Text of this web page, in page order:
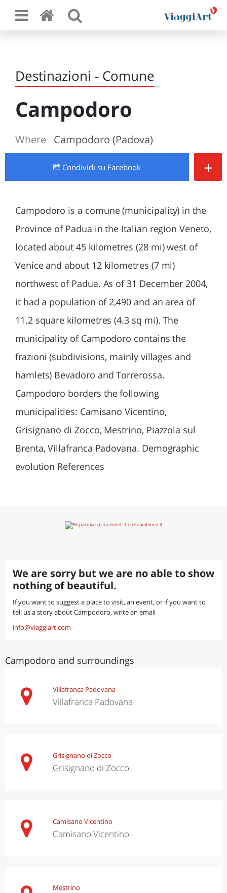
Destinazioni - Comune
Campodoro
Where Campodoro (Padova)
Condividi su Facebook +
Campodoro is a comune (municipality) in the
Province of Padua in the Italian region Veneto,
located about 45 kilometres (28 mi) west of
Venice and about 12 kilometres (7 mi)
northwest of Padua. As of 31 December 2004,
it had a population of 2,490 and an area of
11.2 square kilometres (4.3 sq mi). The
municipality of Campodoro contains the
frazioni (subdivisions, mainly villages and
hamlets) Bevadoro and Torrerossa.
Campodoro borders the following
municipalities: Camisano Vicentino,
Grisignano di Zocco, Mestrino, Piazzola sul
Brenta, Villafranca Padovana. Demographic
evolution References
We are sorry but we are no able to show
nothing of beautiful.
If you want to suggest a place to visit, an event, or if you want to
tell us a story about Campodoro, write an email
info@viaggiart.com
Campodoro and surroundings
Villafranca Padovana
Villafranca Padovana
Grisignano di Zocco
Grisignano di Zocco
Camisano Vicentino
Camisano Vicentino
Mestrino